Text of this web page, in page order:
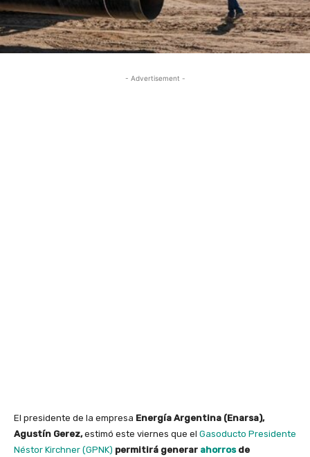
- Advertisement -
El presidente de la empresa Energía Argentina (Enarsa),
Agustín Gerez,estimó este viernes que el Gasoducto Presidente
Néstor Kirchner (GPNK) permitirá generar ahorros de